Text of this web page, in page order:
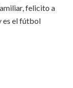
felicito a
es el fútbol